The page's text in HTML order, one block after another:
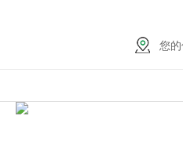
您的